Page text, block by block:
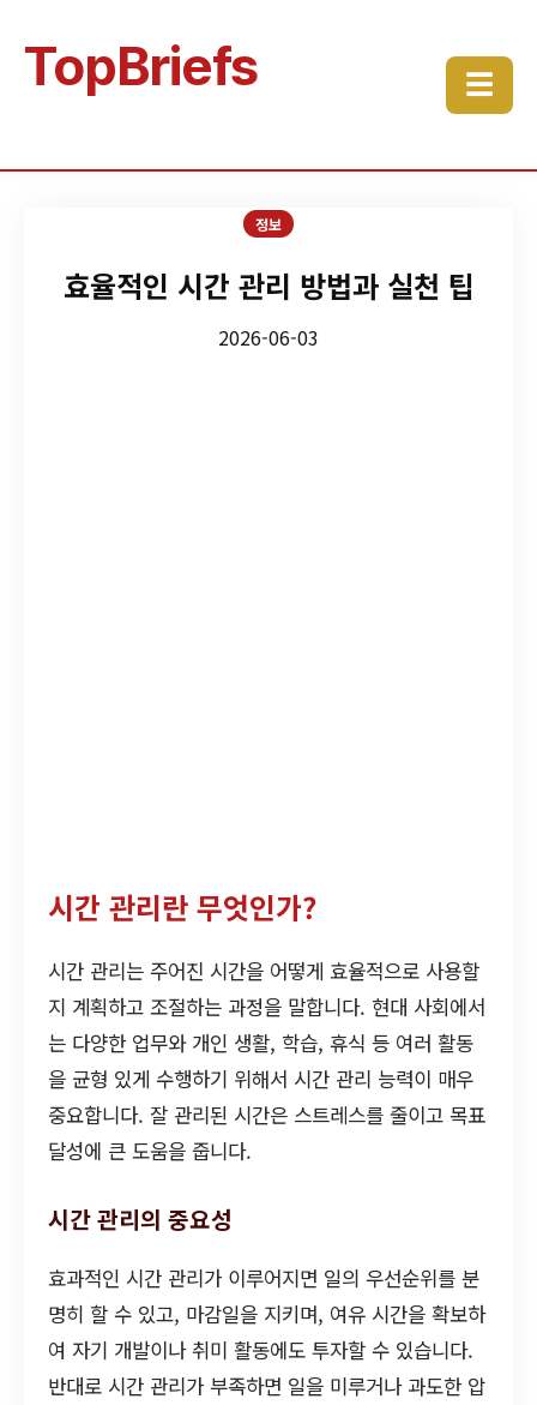
TopBriefs ☰
정보
효율적인 시간 관리 방법과 실천 팁
2026-06-03
시간 관리란 무엇인가?
시간 관리는 주어진 시간을 어떻게 효율적으로 사용할
지 계획하고 조절하는 과정을 말합니다. 현대 사회에서
는 다양한 업무와 개인 생활, 학습, 휴식 등 여러 활동
을 균형 있게 수행하기 위해서 시간 관리 능력이 매우
중요합니다. 잘 관리된 시간은 스트레스를 줄이고 목표
달성에 큰 도움을 줍니다.
시간 관리의 중요성
효과적인 시간 관리가 이루어지면 일의 우선순위를 분
명히 할 수 있고, 마감일을 지키며, 여유 시간을 확보하
여 자기 개발이나 취미 활동에도 투자할 수 있습니다.
반대로 시간 관리가 부족하면 일을 미루거나 과도한 압